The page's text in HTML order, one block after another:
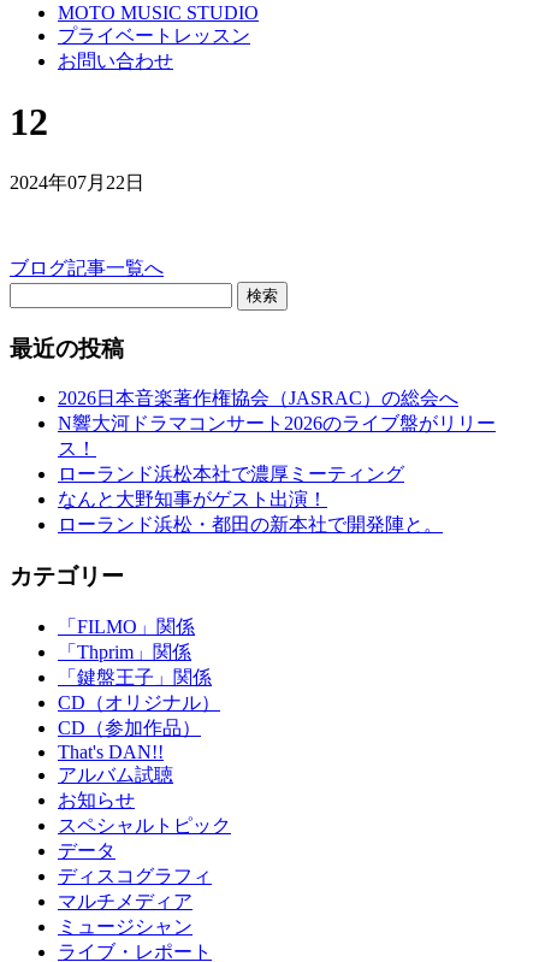
MOTO MUSIC STUDIO
プライベートレッスン
お問い合わせ
12
2024年07月22日
ブログ記事一覧へ
検索
最近の投稿
2026日本音楽著作権協会（JASRAC）の総会へ
N響大河ドラマコンサート2026のライブ盤がリリー
ス！
ローランド浜松本社で濃厚ミーティング
なんと大野知事がゲスト出演！
ローランド浜松・都田の新本社で開発陣と。
カテゴリー
「FILMO」関係
「Thprim」関係
「鍵盤王子」関係
CD（オリジナル）
CD（参加作品）
That's DAN!!
アルバム試聴
お知らせ
スペシャルトピック
データ
ディスコグラフィ
マルチメディア
ミュージシャン
ライブ・レポート